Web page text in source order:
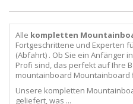
Alle kompletten
Fortgeschrittene und Experten
(Abfahrt) . Ob Sie ein Anfänger
Profi sind, das perfekt auf Ihre
mountainboard Mountainboard
Unsere kompletten
geliefert, was ...